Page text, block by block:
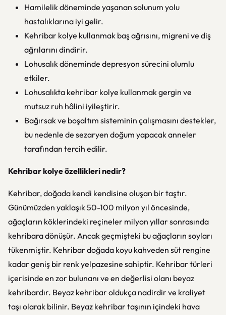
Hamilelik döneminde yaşanan solunum yolu
hastalıklarına iyi gelir.
Kehribar kolye kullanmak baş ağrısını, migreni ve diş
ağrılarını dindirir.
Lohusalık döneminde depresyon sürecini olumlu
etkiler.
Lohusalıkta kehribar kolye kullanmak gergin ve
mutsuz ruh hâlini iyileştirir.
Bağırsak ve boşaltım sisteminin çalışmasını destekler,
bu nedenle de sezaryen doğum yapacak anneler
tarafından tercih edilir.
Kehribar kolye özellikleri nedir?
Kehribar, doğada kendi kendisine oluşan bir taştır.
Günümüzden yaklaşık 50-100 milyon yıl öncesinde,
ağaçların köklerindeki reçineler milyon yıllar sonrasında
kehribara dönüşür. Ancak geçmişteki bu ağaçların soyları
tükenmiştir. Kehribar doğada koyu kahveden süt rengine
kadar geniş bir renk yelpazesine sahiptir. Kehribar türleri
içerisinde en zor bulunanı ve en değerlisi olanı beyaz
kehribardır. Beyaz kehribar oldukça nadirdir ve kraliyet
taşı olarak bilinir. Beyaz kehribar taşının içindeki hava